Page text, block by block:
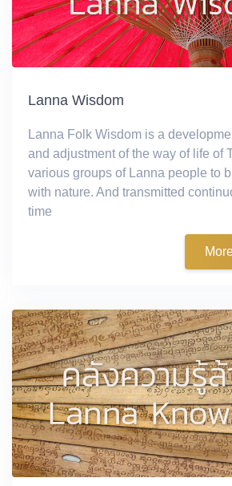
Lanna Wisdom
Lanna Folk Wisdom is a
and adjustment of the way of life of
various groups of Lanna people to
with nature. And transmitted
time